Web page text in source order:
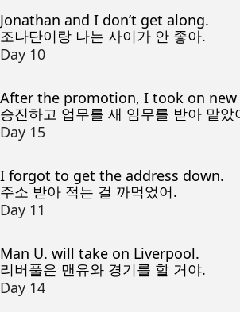
Jonathan and I don’t get along.
조나단이랑 나는 사이가 안 좋아.
Day 10
After the promotion, I took on new
승진하고 업무를 새 임무를 받아 맡았
Day 15
I forgot to get the address down.
주소 받아 적는 걸 까먹었어.
Day 11
Man U. will take on Liverpool.
리버풀은 맨유와 경기를 할 거야.
Day 14